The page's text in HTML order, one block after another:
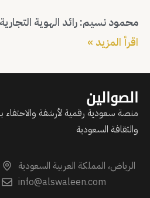
محمود نسیم: رائد الهوية التجارية
اقرأ المزيد »
الصوالين
منصة سعودية رقمية لأرشفة والاحتفاء
والثقافة السعودية
الرياض، المملكة العربية السعودية
info@alswaleen.com